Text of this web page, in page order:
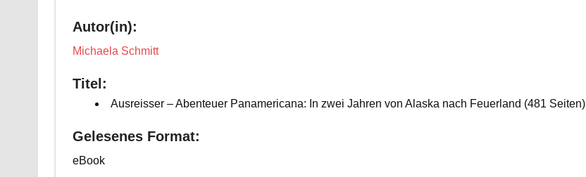
Autor(in):
Michaela Schmitt
Titel:
Ausreisser – Abenteuer Panamericana: In zwei Jahren von Alaska nach Feuerland (481 Seiten)
Gelesenes Format:
eBook